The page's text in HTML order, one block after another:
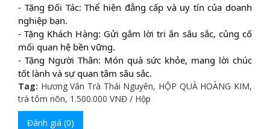
- Tặng Đối Tác: Thể hiện đẳng cấp và uy tín của doanh
nghiệp bạn.
- Tặng Khách Hàng: Gửi gắm lời tri ân sâu sắc, củng cố
mối quan hệ bền vững.
- Tặng Người Thân: Món quà sức khỏe, mang lời chúc
tốt lành và sự quan tâm sâu sắc.
Tag: Hương Vân Trà Thái Nguyên, HỘP QUÀ HOÀNG KIM,
trà tôm nõn, 1.500.000 VNĐ / Hộp
Đánh giá (0)